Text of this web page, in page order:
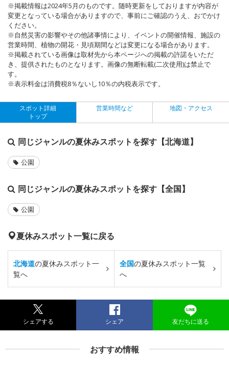
※掲載情報は2024年5月のものです。随時更新をしておりますが内容が
変更となっている場合がありますので、事前にご確認のうえ、おでかけ
ください。
※自然災害の影響やその他諸事情により、イベントの開催情報、施設の
営業時間、植物の開花・見頃期間などは変更になる場合があります。
※掲載されている画像は取材先から本ページへの掲載の許諾をいただ
き、提供されたものとなります。画像の無断転載(二次使用)は禁止で
す。
※表示料金は消費税8％ないし10％の内税表示です。
スポット詳細
トップ
営業時間など 地図・アクセス
同じジャンルの夏休みスポットを探す【北海道】
公園
同じジャンルの夏休みスポットを探す【全国】
公園
夏休みスポット一覧に戻る
北海道の夏休みスポット一
覧へ
全国の夏休みスポット一覧
へ
シェアする シェア 友だちに送る
おすすめ情報